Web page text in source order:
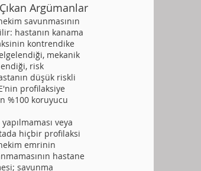
Argümanlar
savunmasının
hastanın kanama
kontrendike
mekanik
risk
düşük riskli
profilaksiye
%100 koruyucu
veya
hiçbir profilaksi
emrinin
hastane
savunma